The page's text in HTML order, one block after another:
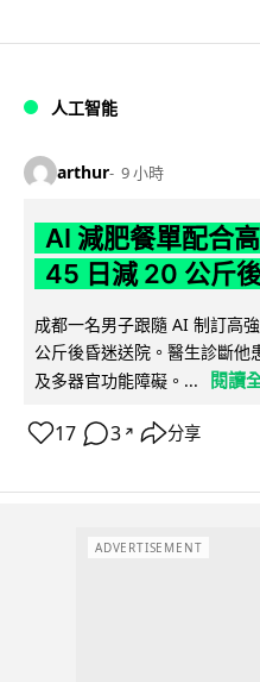
人工智能
arthur 9 小時
AI 減肥餐單配合
45 日減 20 公斤
成都一名男子跟隨 AI 制訂高
公斤後昏迷送院。醫生診斷他
及多器官功能障礙。...
閱讀
17 3 ↗ 分享
ADVERTISEMENT